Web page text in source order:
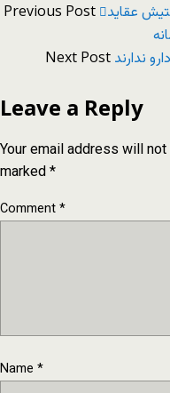
Previous Post
عقاید
Next Post ندارند
Leave a Reply
Your email address will
marked*
Comment*
Name *